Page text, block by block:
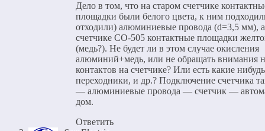
Дело в том, что на старом счетчике
площадки были белого цвета, к ним
отходили) алюминиевые провода (d=3,5 мм),
счетчике СО-505 контактные площадки
(медь?). Не будет ли в этом случае окисления
алюминий+медь, или не обращать внимания
контактов на счетчике? Или есть какие нибудь
переходники, и др.? Подключение счетчика
— алюминиевые провода — счетчик —
дом.
Ответить